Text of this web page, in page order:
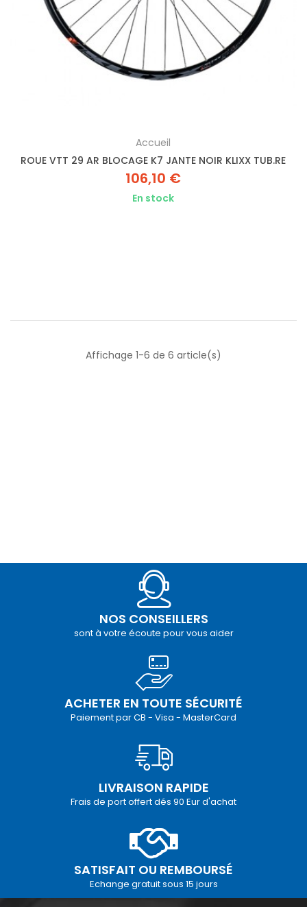
Accueil
ROUE VTT 29 AR BLOCAGE K7 JANTE NOIR KLIXX TUB.RE
106,10 €
En stock
Affichage 1-6 de 6 article(s)
NOS CONSEILLERS
sont à votre écoute pour vous aider
ACHETER EN TOUTE SÉCURITÉ
Paiement par CB - Visa - MasterCard
LIVRAISON RAPIDE
Frais de port offert dés 90 Eur d'achat
SATISFAIT OU REMBOURSÉ
Echange gratuit sous 15 jours